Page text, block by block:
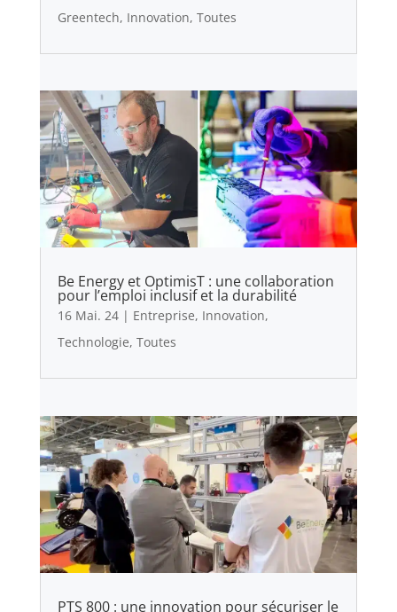
Greentech, Innovation, Toutes
Be Energy et OptimisT : une collaboration
pour l’emploi inclusif et la durabilité
16 Mai. 24| Entreprise, Innovation,
Technologie, Toutes
PTS 800 : une innovation pour sécuriser le